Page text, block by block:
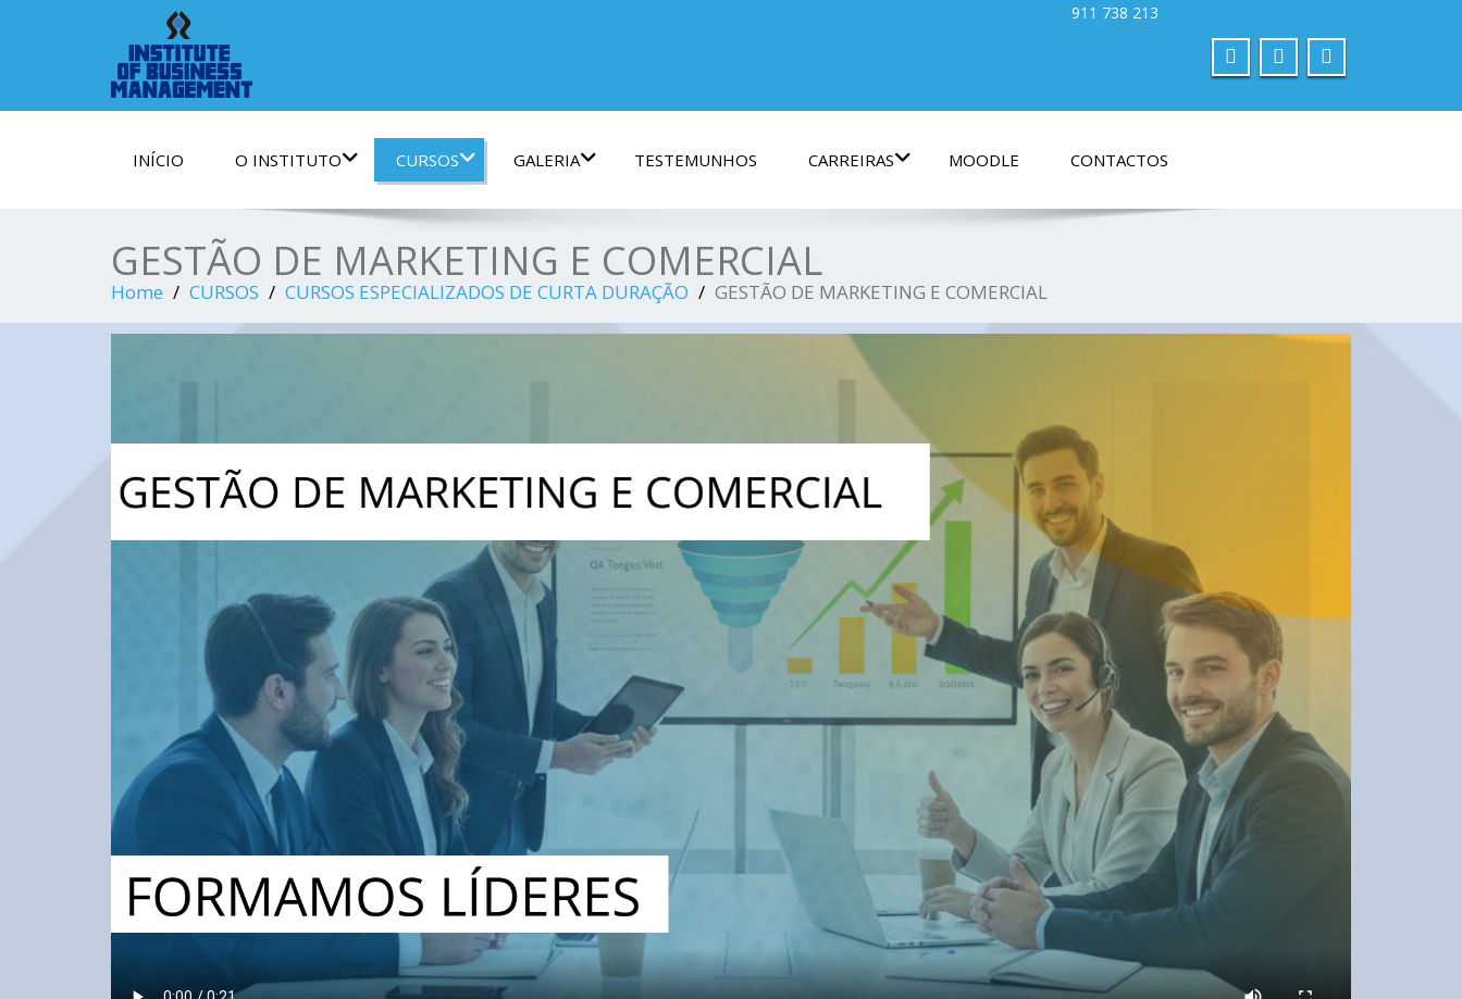
INÍCIO O INSTITUTO CURSOS GALERIA TESTEMUNHOS CARREIRAS MOODLE CONTACTOS
GESTÃO DE MARKETING E COMERCIAL
Home CURSOS CURSOS ESPECIALIZADOS DE CURTA DURAÇÃO GESTÃO DE MARKETING E COMERCIAL